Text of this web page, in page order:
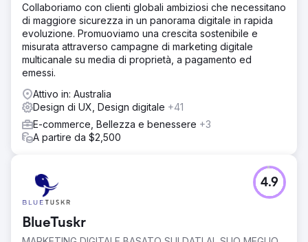
loro settore, il nostro team ha intrapreso un approccio
multiforme che ha integrato miglioramenti SEO, content
marketing personalizzato, campagne mirate sui social
media e strategie PPC basate sui dati. Ottimizzando ogni
aspetto dell'impronta digitale di Adobe, abbiamo mirato a
creare un ecosistema online coeso e dinamico che non
solo avrebbe attratto più traffico, ma avrebbe anche
convertito tale traffico in clienti fedeli e aumentato il ROI
complessivo.
Risultato
aumentato da 13,7 milioni a 29,7 milioni (%) Un aumento
sostanziale del valore del traffico organico da $ 68,9
milioni a $ 97,1 milioni (%) I domini di riferimento sono
aumentati da 1,8 milioni a 1,9 milioni (%)
Collaboriamo con clienti globali ambiziosi che necessitano
di maggiore sicurezza in un panorama digitale in rapida
evoluzione. Promuoviamo una crescita sostenibile e
misurata attraverso campagne di marketing digitale
multicanale su media di proprietà, a pagamento ed
emessi.
Attivo in: Australia
Design di UX, Design digitale +41
E-commerce, Bellezza e benessere +3
A partire da $2,500
BlueTuskr
4.9